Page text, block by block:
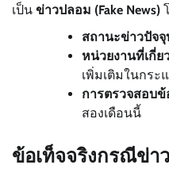
เป็น ข่าวปลอม (Fake News)
สถานะข่าวปัจจุ
หน่วยงานที่เกี่ย
เพิ่มเติมในกระ
การตรวจสอบ
สองเดือนนี้
ข้อเท็จจริงกรณีข่า